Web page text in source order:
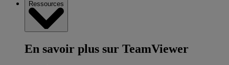
Ressources
En savoir plus sur TeamViewer